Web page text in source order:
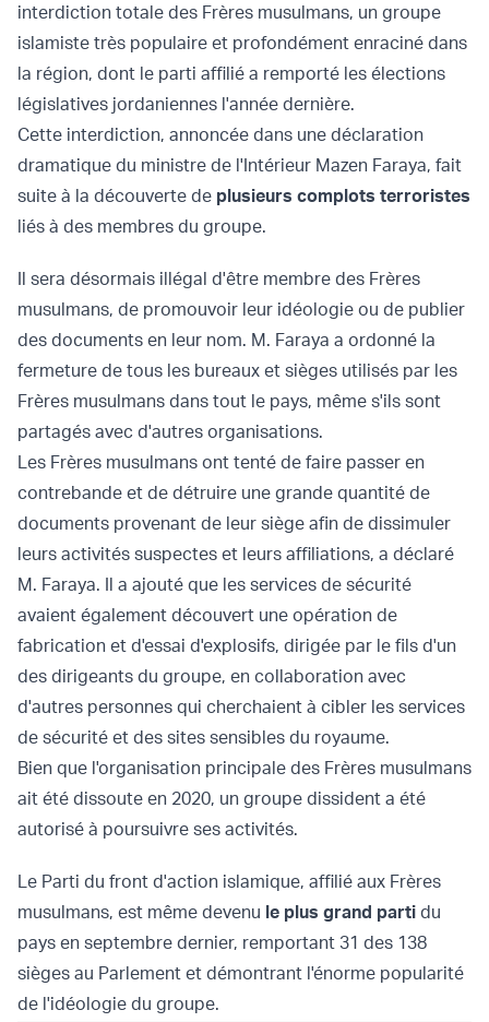
interdiction totale des Frères musulmans, un groupe
islamiste très populaire et profondément enraciné dans
la région, dont le parti affilié a remporté les élections
législatives jordaniennes l'année dernière.
Cette interdiction, annoncée dans une déclaration
dramatique du ministre de l'Intérieur Mazen Faraya, fait
suite à la découverte de plusieurs complots terroristes
liés à des membres du groupe.
Il sera désormais illégal d'être membre des Frères
musulmans, de promouvoir leur idéologie ou de publier
des documents en leur nom. M. Faraya a ordonné la
fermeture de tous les bureaux et sièges utilisés par les
Frères musulmans dans tout le pays, même s'ils sont
partagés avec d'autres organisations.
Les Frères musulmans ont tenté de faire passer en
contrebande et de détruire une grande quantité de
documents provenant de leur siège afin de dissimuler
leurs activités suspectes et leurs affiliations, a déclaré
M. Faraya. Il a ajouté que les services de sécurité
avaient également découvert une opération de
fabrication et d'essai d'explosifs, dirigée par le fils d'un
des dirigeants du groupe, en collaboration avec
d'autres personnes qui cherchaient à cibler les services
de sécurité et des sites sensibles du royaume.
Bien que l'organisation principale des Frères musulmans
ait été dissoute en 2020, un groupe dissident a été
autorisé à poursuivre ses activités.
Le Parti du front d'action islamique, affilié aux Frères
musulmans, est même devenu le plus grand parti du
pays en septembre dernier, remportant 31 des 138
sièges au Parlement et démontrant l'énorme popularité
de l'idéologie du groupe.